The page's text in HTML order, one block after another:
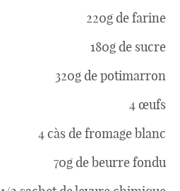
220g de farine
180g de sucre
320g de potimarron
4 œufs
4 càs de fromage blanc
70g de beurre fondu